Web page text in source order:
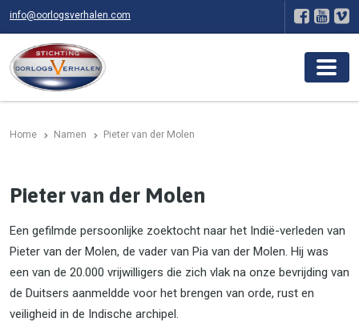
info@oorlogsverhalen.com
Home Namen Pieter van der Molen
Pieter van der Molen
Een gefilmde persoonlijke zoektocht naar het Indië-verleden van
Pieter van der Molen, de vader van Pia van der Molen. Hij was
een van de 20.000 vrijwilligers die zich vlak na onze bevrijding van
de Duitsers aanmeldde voor het brengen van orde, rust en
veiligheid in de Indische archipel.